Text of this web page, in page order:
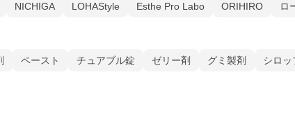
NICHIGA LOHAStyle Esthe Pro Labo ORIHIRO ロ
ペースト チュアブル錠 ゼリー剤 グミ製剤 シロッ